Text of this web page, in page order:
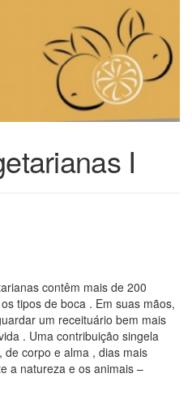
I
contêm mais de 200
tipos de boca . Em suas mãos,
um receituário bem mais
. Uma contribuição singela
corpo e alma , dias mais
a natureza e os animais –